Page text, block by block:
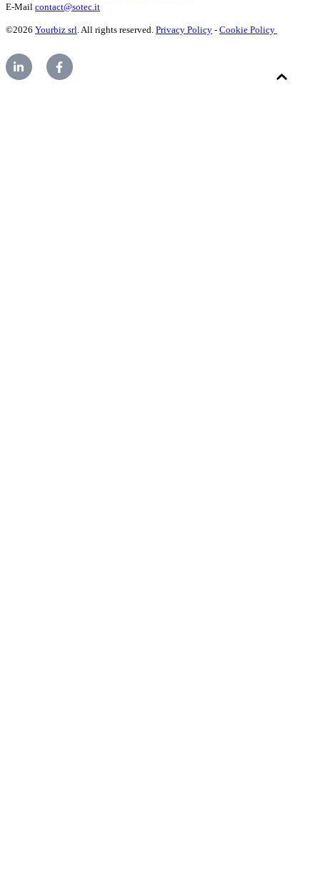
E-Mail contact@sotec.it
©2026 Yourbiz srl. All rights reserved. Privacy Policy - Cookie Policy